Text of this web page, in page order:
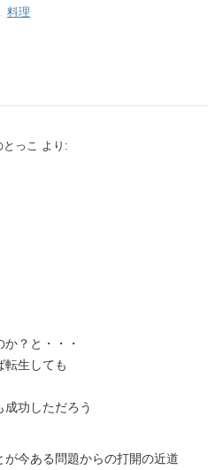
, 料理
っこ より:
？と・・・
転生しても
功しただろう
今ある問題からの打開の近道